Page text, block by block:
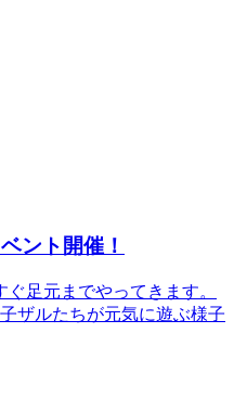
ント開催！
足元までやってきます。
ザルたちが元気に遊ぶ様子